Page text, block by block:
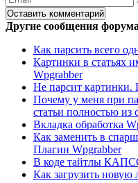
Другие сообщения форума
Как парсить всего
Картинки в статьях
Wpgrabber
Не парсит картинки.
Почему у меня при
статьи полностью из
Вкладка обработка
Как заменить в
Плагин Wpgrabber
В коде тайтлы
Как загрузить новую